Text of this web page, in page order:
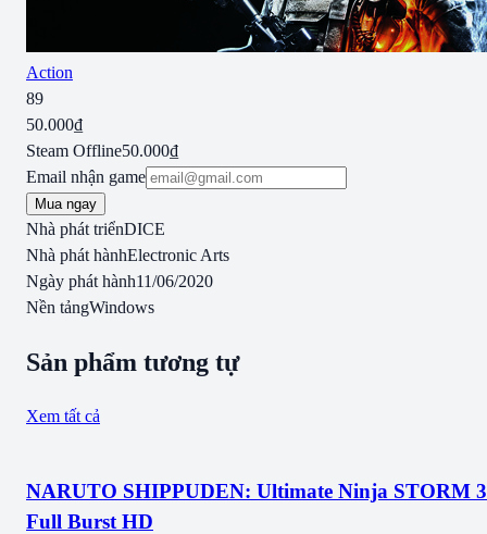
Action
89
50.000₫
Steam Offline50.000₫
Email nhận game
Mua ngay
Nhà phát triểnDICE
Nhà phát hànhElectronic Arts
Ngày phát hành11/06/2020
Nền tảngWindows
Sản phẩm tương tự
Xem tất cả
NARUTO SHIPPUDEN: Ultimate Ninja STORM 3
Full Burst HD